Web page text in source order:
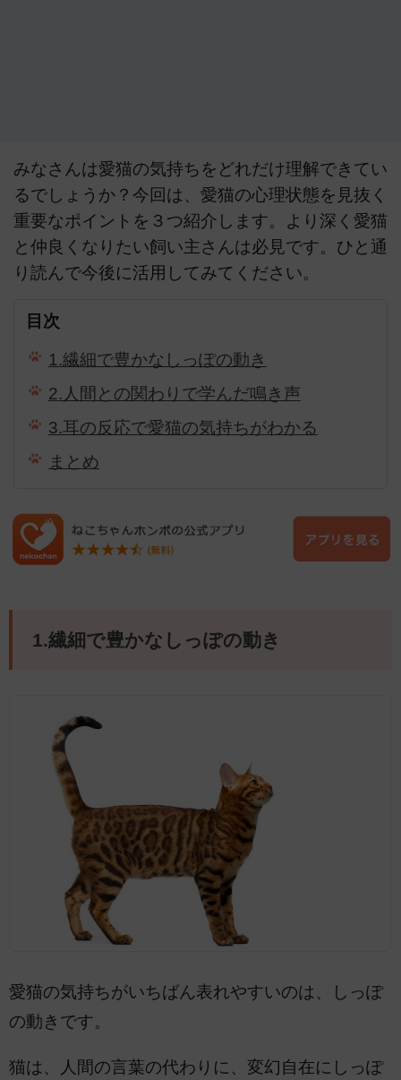
みなさんは愛猫の気持ちをどれだけ理解できてい
るでしょうか？今回は、愛猫の心理状態を見抜く
重要なポイントを３つ紹介します。より深く愛猫
と仲良くなりたい飼い主さんは必見です。ひと通
り読んで今後に活用してみてください。
目次
1.繊細で豊かなしっぽの動き
2.人間との関わりで学んだ鳴き声
3.耳の反応で愛猫の気持ちがわかる
まとめ
1.繊細で豊かなしっぽの動き
愛猫の気持ちがいちばん表れやすいのは、しっぽ
の動きです。
猫は、人間の言葉の代わりに、変幻自在にしっぽ